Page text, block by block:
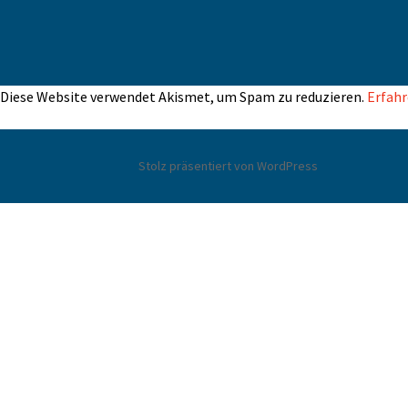
Diese Website verwendet Akismet, um Spam zu reduzieren.
Stolz präsentiert von WordPress